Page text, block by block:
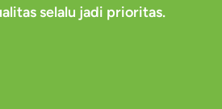
selalu jadi prioritas.